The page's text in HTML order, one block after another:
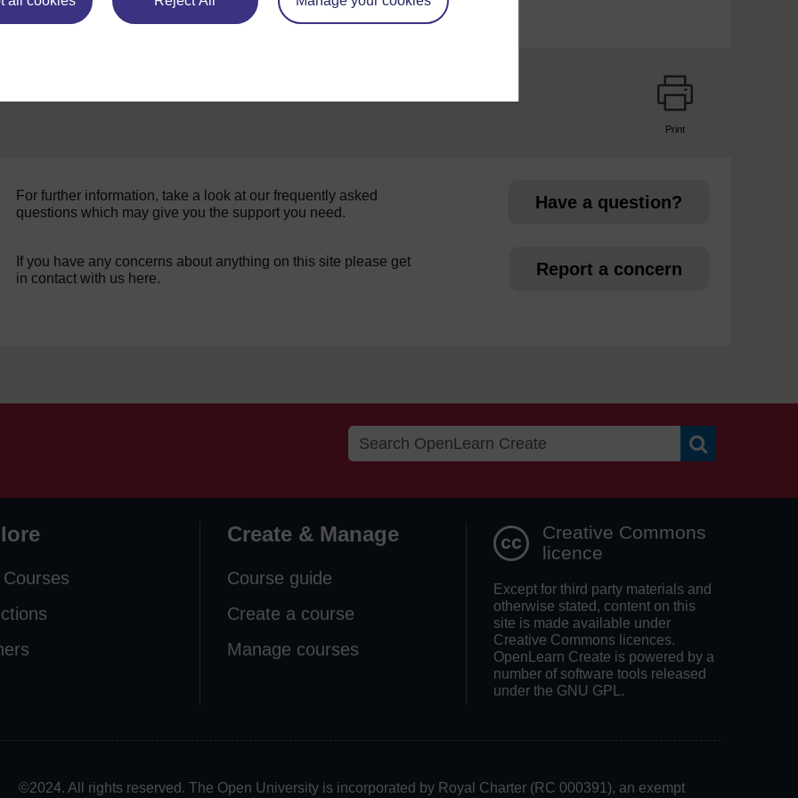
Print
For further information, take a look at our frequently asked
questions which may give you the support you need.
Have a question?
If you have any concerns about anything on this site please get
in contact with us here.
Report a concern
Create & Manage
Course guide
Create a course
Manage courses
Creative Commons
licence
Except for third party materials and
otherwise stated, content on this
site is made available under
Creative Commons licences.
OpenLearn Create is powered by a
number of software tools released
under the GNU GPL.
©2024. All rights reserved. The Open University is incorporated by Royal Charter (RC 000391), an exempt